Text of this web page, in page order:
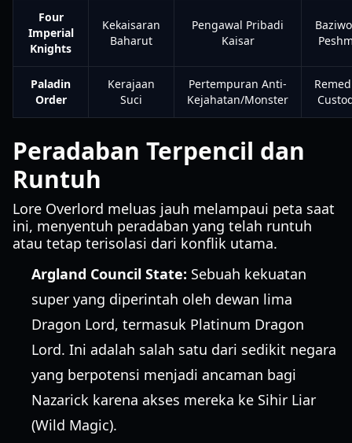
Four
Imperial
Knights
Kekaisaran
Baharut
Pengawal Pribadi
Kaisar
Paladin
Order
Kerajaan
Suci
Pertempuran Anti-
Kejahatan/Monster
Peradaban Terpencil dan
Runtuh
Lore Overlord meluas jauh melampaui peta saat
ini, menyentuh peradaban yang telah runtuh
atau tetap terisolasi dari konflik utama.
Argland Council State: Sebuah kekuatan
super yang diperintah oleh dewan lima
Dragon Lord, termasuk Platinum Dragon
Lord. Ini adalah salah satu dari sedikit negara
yang berpotensi menjadi ancaman bagi
Nazarick karena akses mereka ke Sihir Liar
(Wild Magic).